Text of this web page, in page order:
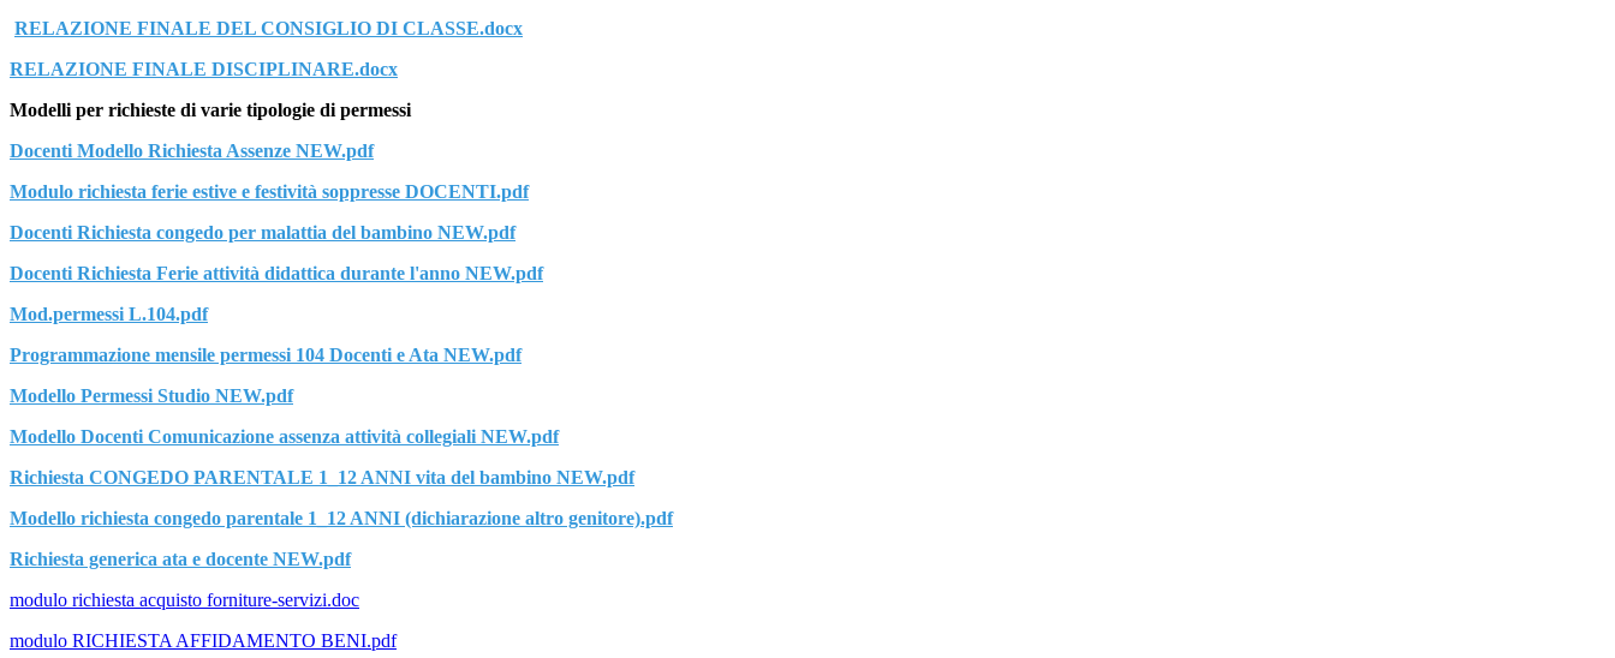
RELAZIONE FINALE DEL CONSIGLIO DI CLASSE.docx
RELAZIONE FINALE DISCIPLINARE.docx
Modelli per richieste di varie tipologie di permessi
Docenti Modello Richiesta Assenze NEW.pdf
Modulo richiesta ferie estive e festività soppresse DOCENTI.pdf
Docenti Richiesta congedo per malattia del bambino NEW.pdf
Docenti Richiesta Ferie attività didattica durante l'anno NEW.pdf
Mod.permessi L.104.pdf
Programmazione mensile permessi 104 Docenti e Ata NEW.pdf
Modello Permessi Studio NEW.pdf
Modello Docenti Comunicazione assenza attività collegiali NEW.pdf
Richiesta CONGEDO PARENTALE 1_12 ANNI vita del bambino NEW.pdf
Modello richiesta congedo parentale 1_12 ANNI (dichiarazione altro genitore).pdf
Richiesta generica ata e docente NEW.pdf
modulo richiesta acquisto forniture-servizi.doc
modulo RICHIESTA AFFIDAMENTO BENI.pdf